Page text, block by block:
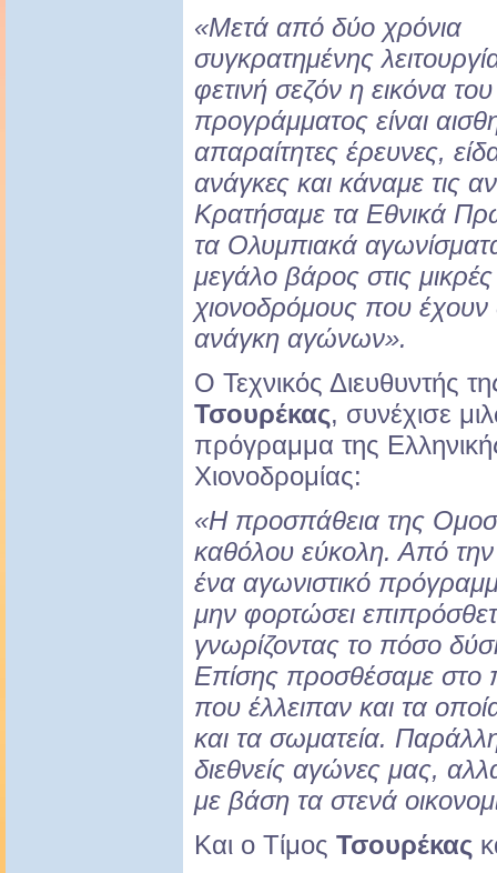
«Μετά από δύο χρόνια
συγκρατημένης
φετινή σεζόν η εικόνα
προγράμματος είναι
απαραίτητες έρευνες,
ανάγκες και κάναμε τις
Κρατήσαμε τα Εθνικά
τα Ολυμπιακά
μεγάλο βάρος στις
χιονοδρόμους που έχουν
ανάγκη αγώνων».
Ο Τεχνικός Διευθυντής
Τσουρέκας, συνέχισε
πρόγραμμα της
Χιονοδρομίας:
«Η προσπάθεια της
καθόλου εύκολη. Από
ένα αγωνιστικό
μην φορτώσει
γνωρίζοντας το πόσο
Επίσης προσθέσαμε στο
που έλλειπαν και τα
και τα σωματεία.
διεθνείς αγώνες μας,
με βάση τα στενά
Και ο Τίμος Τσουρέκας